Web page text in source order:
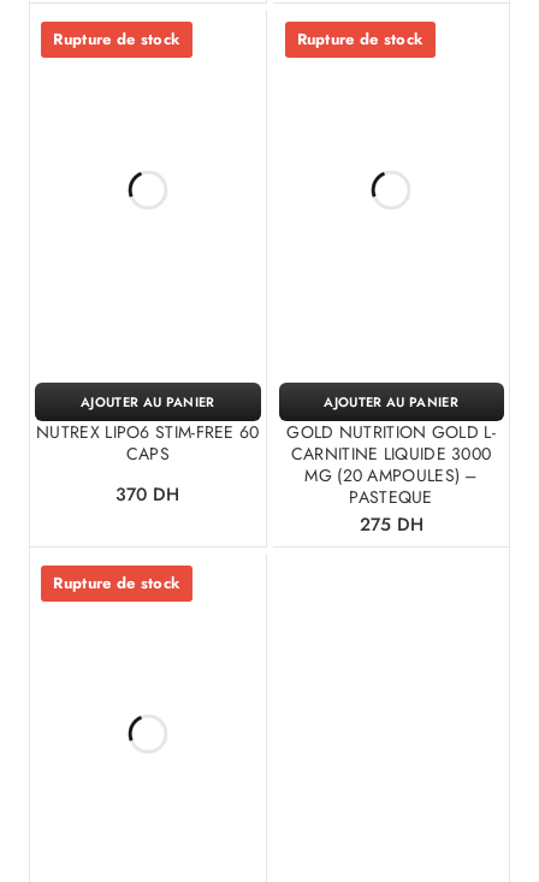
Rupture de stock
NUTREX LIPO6 STIM-FREE 60
CAPS
370 DH
AJOUTER AU PANIER
Rupture de stock
GOLD NUTRITION GOLD L-
CARNITINE LIQUIDE 3000
MG (20 AMPOULES) –
PASTEQUE
275 DH
AJOUTER AU PANIER
Rupture de stock